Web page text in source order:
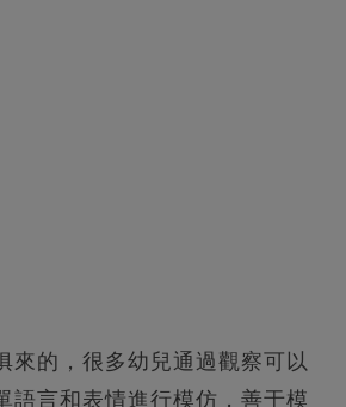
來的，很多幼兒通過觀察可以
語言和表情進行模仿，善于模